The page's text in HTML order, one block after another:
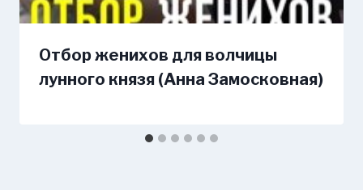
Отбор женихов для волчицы
лунного князя (Анна Замосковная)